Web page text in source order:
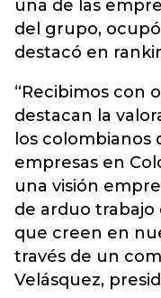
una de las
del grupo, ocupó
destacó en
“Recibimos con
destacan la
los colombianos
empresas en
una visión
de arduo trabajo
que creen en
través de un
Velásquez,